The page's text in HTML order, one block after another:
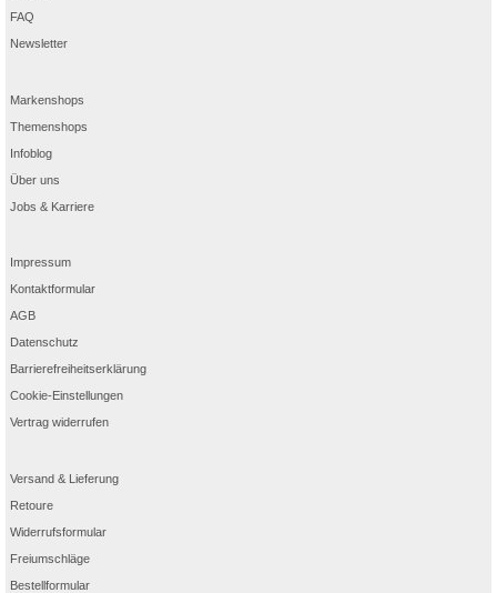
FAQ
Newsletter
Markenshops
Themenshops
Infoblog
Über uns
Jobs & Karriere
Impressum
Kontaktformular
AGB
Datenschutz
Barrierefreiheitserklärung
Cookie-Einstellungen
Vertrag widerrufen
Versand & Lieferung
Retoure
Widerrufsformular
Freiumschläge
Bestellformular